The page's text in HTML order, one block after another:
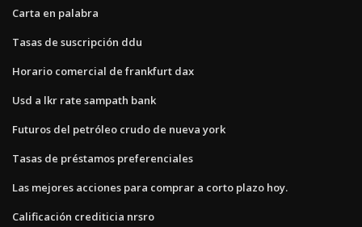
Carta en palabra
Tasas de suscripción ddu
Horario comercial de frankfurt dax
Usd a lkr rate sampath bank
Futuros del petróleo crudo de nueva york
Tasas de préstamos preferenciales
Las mejores acciones para comprar a corto plazo hoy.
Calificación crediticia nrsro